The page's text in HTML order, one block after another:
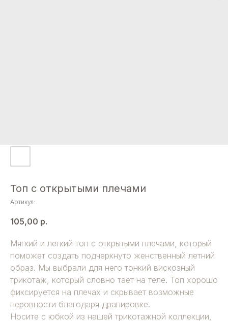
Топ с открытыми плечами
Артикул:
105,00 р.
Мягкий и легкий топ с открытыми плечами, который
поможет создать подчеркнуто женственный летний
образ. Мы выбрали для него тонкий вискозный
трикотаж, который словно тает на теле. Топ хорошо
фиксируется на плечах и скрывает возможные
неровности благодаря драпировке.
Носите с юбкой из нашей трикотажной коллекции,